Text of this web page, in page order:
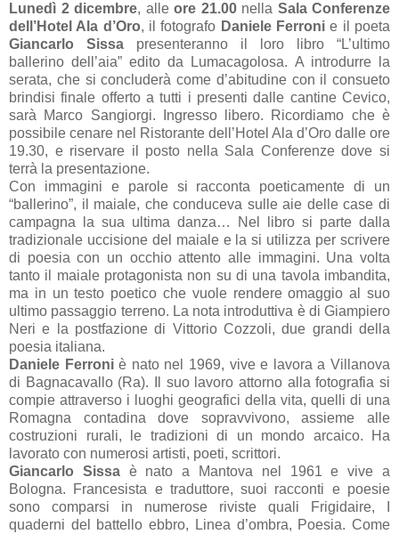
Lunedì 2 dicembre, alle ore 21.00nella Sala Conferenze
dell’Hotel Ala d’Oro, il fotografo Daniele Ferroni e il poeta
Giancarlo Sissa presenteranno il loro libro “L’ultimo
ballerino dell’aia” edito da Lumacagolosa. A introdurre la
serata, che si concluderà come d’abitudine con il consueto
brindisi finale offerto a tutti i presenti dalle cantine Cevico,
sarà Marco Sangiorgi. Ingresso libero. Ricordiamo che è
possibile cenare nel Ristorante dell’Hotel Ala d’Oro dalle ore
19.30, e riservare il posto nella Sala Conferenze dove si
terrà la presentazione.
Con immagini e parole si racconta poeticamente di un
“ballerino”, il maiale, che conduceva sulle aie delle case di
campagna la sua ultima danza… Nel libro si parte dalla
tradizionale uccisione del maiale e la si utilizza per scrivere
di poesia con un occhio attento alle immagini. Una volta
tanto il maiale protagonista non su di una tavola imbandita,
ma in un testo poetico che vuole rendere omaggio al suo
ultimo passaggio terreno. La nota introduttiva è di Giampiero
Neri e la postfazione di Vittorio Cozzoli, due grandi della
poesia italiana.
Daniele Ferroniè nato nel 1969, vive e lavora a Villanova
di Bagnacavallo (Ra). Il suo lavoro attorno alla fotografia si
compie attraverso i luoghi geografici della vita, quelli di una
Romagna contadina dove sopravvivono, assieme alle
costruzioni rurali, le tradizioni di un mondo arcaico. Ha
lavorato con numerosi artisti, poeti, scrittori.
Giancarlo Sissaè nato a Mantova nel 1961 e vive a
Bologna. Francesista e traduttore, suoi racconti e poesie
sono comparsi in numerose riviste quali Frigidaire, I
quaderni del battello ebbro, Linea d’ombra, Poesia. Come